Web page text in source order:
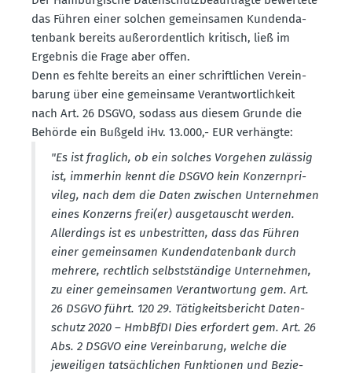
das Führen einer solchen gemein­samen Kunden­da­
tenbank bereits außer­or­dentlich kritisch, ließ im
Ergebnis die Frage aber offen.
Denn es fehlte bereits an einer schrift­lichen Verein­
barung über eine gemeinsame Verant­wort­lichkeit
nach Art. 26 DSGVO, sodass aus diesem Grunde die
Behörde ein Bußgeld iHv. 13.000,- EUR verhängte:
"Es ist fraglich, ob ein solches Vorgehen zulässig
ist, immerhin kennt die DSGVO kein Konzern­pri­
vileg, nach dem die Daten zwischen Unter­nehmen
eines Konzerns frei(er) ausge­tauscht werden.
Aller­dings ist es unbestritten, dass das Führen
einer gemein­samen Kunden­da­tenbank durch
mehrere, rechtlich selbst­ständige Unter­nehmen,
zu einer gemein­samen Verant­wortung gem. Art.
26 DSGVO führt. 120 29. Tätig­keits­be­richt Daten­
schutz 2020 – HmbBfDI Dies erfordert gem. Art. 26
Abs. 2 DSGVO eine Verein­barung, welche die
jewei­ligen tatsäch­lichen Funktionen und Bezie­